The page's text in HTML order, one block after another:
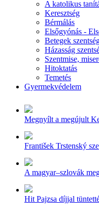
A katolikus
Keresztség
Bérmálás
Elsőgyónás -
Betegek
Házasság
Szentmise,
Hitoktatás
Temetés
Gyermekvédelem
Megnyílt a megújult
František Trstenský
A magyar–szlovák
Hit Pajzsa díjjal